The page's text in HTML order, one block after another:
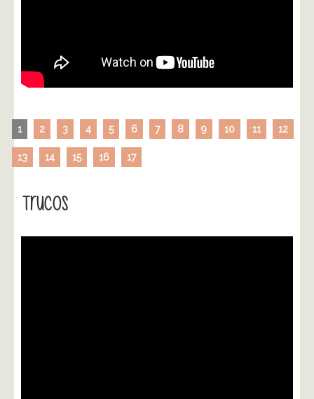
1 2 3 4 5 6 7 8 9 10 11 12
13 14 15 16 17
Trucos